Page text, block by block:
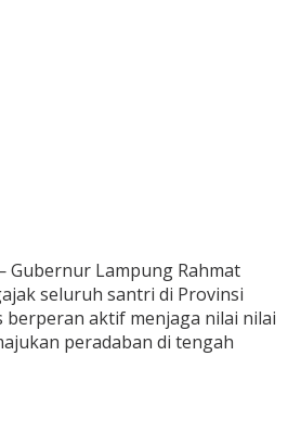
Gubernur Lampung Rahmat
seluruh santri di Provinsi
aktif menjaga nilai nilai
peradaban di tengah